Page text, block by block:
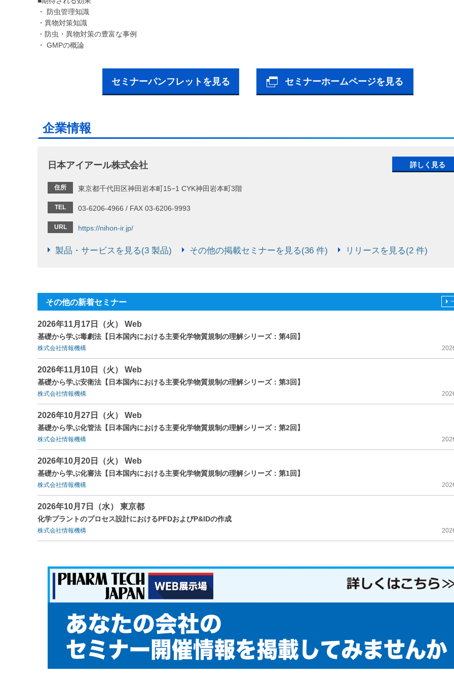
・ 防虫管理知識
・異物対策知識
・防虫・異物対策の豊富な事例
・ GMPの概論
セミナーパンフレットを見る セミナーホームページを見る
企業情報
日本アイアール株式会社
住所 東京都千代田区神田岩本町15−1 CYK神田岩本町3階
TEL 03-6206-4966 / FAX 03-6206-9993
URL https://nihon-ir.jp/
製品・サービスを見る(3 製品) その他の掲載セミナーを見る(36 件) リリースを見る(2 件)
詳しく見る
その他の新着セミナー
2026年11月17日（火） Web
基礎から学ぶ毒劇法【日本国内における主要化学物質規制の理解シリーズ：第4回】
株式会社情報機構
2026年11月10日（火） Web
基礎から学ぶ安衛法【日本国内における主要化学物質規制の理解シリーズ：第3回】
株式会社情報機構
2026年10月27日（火） Web
基礎から学ぶ化管法【日本国内における主要化学物質規制の理解シリーズ：第2回】
株式会社情報機構
2026年10月20日（火） Web
基礎から学ぶ化審法【日本国内における主要化学物質規制の理解シリーズ：第1回】
株式会社情報機構
2026年10月7日（水） 東京都
化学プラントのプロセス設計におけるPFDおよびP&IDの作成
株式会社情報機構